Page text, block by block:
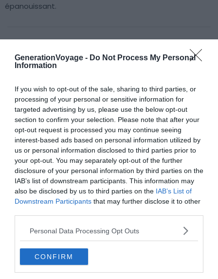
GenerationVoyage - Do Not Process My Personal
Information
If you wish to opt-out of the sale, sharing to third parties, or
processing of your personal or sensitive information for
targeted advertising by us, please use the below opt-out
section to confirm your selection. Please note that after your
opt-out request is processed you may continue seeing
interest-based ads based on personal information utilized by
us or personal information disclosed to third parties prior to
your opt-out. You may separately opt-out of the further
disclosure of your personal information by third parties on the
IAB’s list of downstream participants. This information may
also be disclosed by us to third parties on the IAB’s List of
Downstream Participants that may further disclose it to other
Personal Data Processing Opt Outs
CONFIRM
épanouissant.
À lire aussi sur le guide :
8 idées de city trip zéro carbone à faire en Europe
Les 10 meilleures villes où faire la fête en Europe
Où faire un city break en Europe : 5 destinations coup
de coeur
Cyclisme : Le paradis des deux roues